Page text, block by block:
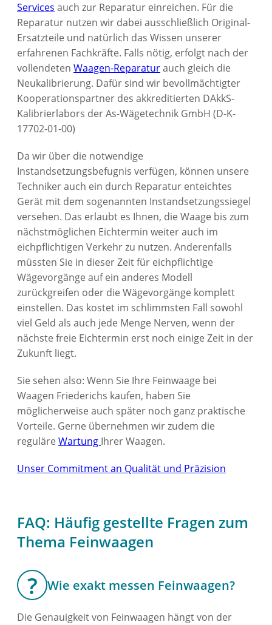
Services auch zur Reparatur einreichen. Für die
Reparatur nutzen wir dabei ausschließlich Original-
Ersatzteile und natürlich das Wissen unserer
erfahrenen Fachkräfte. Falls nötig, erfolgt nach der
vollendeten Waagen-Reparaturauch gleich die
Neukalibrierung. Dafür sind wir bevollmächtigter
Kooperationspartner des akkreditierten DAkkS-
Kalibrierlabors der As-Wägetechnik GmbH (D-K-
17702-01-00)
Da wir über die notwendige
Instandsetzungsbefugnis verfügen, können unsere
Techniker auch ein durch Reparatur enteichtes
Gerät mit dem sogenannten Instandsetzungssiegel
versehen. Das erlaubt es Ihnen, die Waage bis zum
nächstmöglichen Eichtermin weiter auch im
eichpflichtigen Verkehr zu nutzen. Anderenfalls
müssten Sie in dieser Zeit für eichpflichtige
Wägevorgänge auf ein anderes Modell
zurückgreifen oder die Wägevorgänge komplett
einstellen. Das kostet im schlimmsten Fall sowohl
viel Geld als auch jede Menge Nerven, wenn der
nächste freie Eichtermin erst noch einige Zeit in der
Zukunft liegt.
Sie sehen also: Wenn Sie Ihre Feinwaage bei
Waagen Friederichs kaufen, haben Sie
möglicherweise auch später noch ganz praktische
Vorteile. Gerne übernehmen wir zudem die
reguläre Wartung Ihrer Waagen.
Unser Commitment an Qualität und Präzision
FAQ: Häufig gestellte Fragen zum
Thema Feinwaagen
Wie exakt messen Feinwaagen?
Die Genauigkeit von Feinwaagen hängt von der